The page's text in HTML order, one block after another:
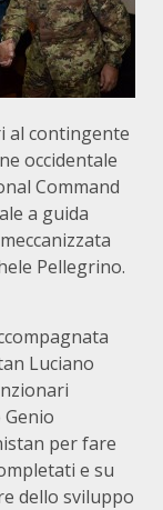
al contingente
occidentale
Command
a guida
Pellegrino.
Luciano
per fare
e su
dello sviluppo